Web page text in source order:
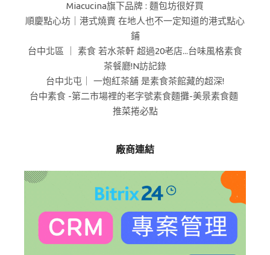
Miacucina旗下品牌 : 麵包坊很好買
順慶點心坊｜港式燒賣 在地人也不一定知道的港式點心
鋪
台中北區 ｜ 素食 若水茶軒 超過20老店...台味風格素食
茶餐廳!N訪記錄
台中北屯｜ 一炮紅茶舖 是素食茶館藏的超深!
台中素食 -第二市場裡的老字號素食麵攤-美景素食麵
推菜捲必點
廠商連結